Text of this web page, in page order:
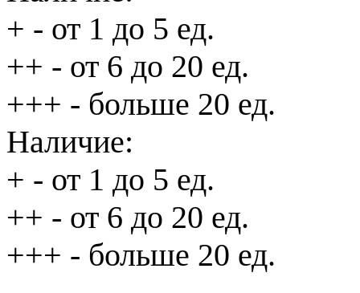
+ - от 1 до 5 ед.
++ - от 6 до 20 ед.
+++ - больше 20 ед.
Наличие:
+ - от 1 до 5 ед.
++ - от 6 до 20 ед.
+++ - больше 20 ед.